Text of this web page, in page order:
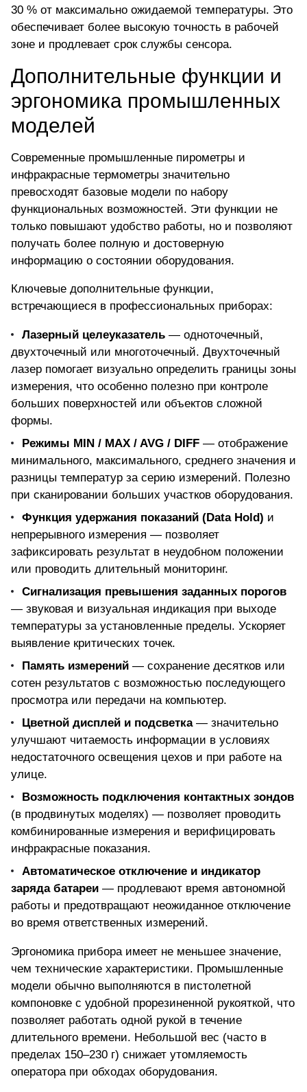
30 % от максимально ожидаемой температуры. Это
обеспечивает более высокую точность в рабочей
зоне и продлевает срок службы сенсора.
Дополнительные функции и
эргономика промышленных
моделей
Современные промышленные пирометры и
инфракрасные термометры значительно
превосходят базовые модели по набору
функциональных возможностей. Эти функции не
только повышают удобство работы, но и позволяют
получать более полную и достоверную
информацию о состоянии оборудования.
Ключевые дополнительные функции,
встречающиеся в профессиональных приборах:
Лазерный целеуказатель — одноточечный,
двухточечный или многоточечный. Двухточечный
лазер помогает визуально определить границы зоны
измерения, что особенно полезно при контроле
больших поверхностей или объектов сложной
формы.
Режимы MIN / MAX / AVG / DIFF — отображение
минимального, максимального, среднего значения и
разницы температур за серию измерений. Полезно
при сканировании больших участков оборудования.
Функция удержания показаний (Data Hold) и
непрерывного измерения — позволяет
зафиксировать результат в неудобном положении
или проводить длительный мониторинг.
Сигнализация превышения заданных порогов
— звуковая и визуальная индикация при выходе
температуры за установленные пределы. Ускоряет
выявление критических точек.
Память измерений — сохранение десятков или
сотен результатов с возможностью последующего
просмотра или передачи на компьютер.
Цветной дисплей и подсветка— значительно
улучшают читаемость информации в условиях
недостаточного освещения цехов и при работе на
улице.
Возможность подключения контактных зондов
(в продвинутых моделях) — позволяет проводить
комбинированные измерения и верифицировать
инфракрасные показания.
Автоматическое отключение и индикатор
заряда батареи — продлевают время автономной
работы и предотвращают неожиданное отключение
во время ответственных измерений.
Эргономика прибора имеет не меньшее значение,
чем технические характеристики. Промышленные
модели обычно выполняются в пистолетной
компоновке с удобной прорезиненной рукояткой, что
позволяет работать одной рукой в течение
длительного времени. Небольшой вес (часто в
пределах 150–230 г) снижает утомляемость
оператора при обходах оборудования.